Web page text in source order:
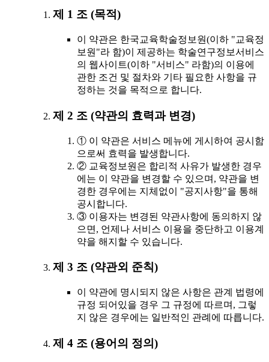
제 1 조 (목적)
이 약관은 한국교육학술정보원(이하 "교육정
보원"라 함)이 제공하는 학술연구정보서비스
의 웹사이트(이하 "서비스" 라함)의 이용에
관한 조건 및 절차와 기타 필요한 사항을 규
정하는 것을 목적으로 합니다.
제 2 조 (약관의 효력과 변경)
① 이 약관은 서비스 메뉴에 게시하여 공시함
으로써 효력을 발생합니다.
② 교육정보원은 합리적 사유가 발생한 경우
에는 이 약관을 변경할 수 있으며, 약관을 변
경한 경우에는 지체없이 "공지사항"을 통해
공시합니다.
③ 이용자는 변경된 약관사항에 동의하지 않
으면, 언제나 서비스 이용을 중단하고 이용계
약을 해지할 수 있습니다.
제 3 조 (약관외 준칙)
이 약관에 명시되지 않은 사항은 관계 법령에
규정 되어있을 경우 그 규정에 따르며, 그렇
지 않은 경우에는 일반적인 관례에 따릅니다.
제 4 조 (용어의 정의)